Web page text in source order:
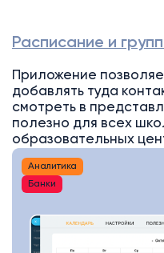
Расписание и
Приложение
добавлять туда
смотреть в
полезно для всех
образовательных
Аналитика
Банки